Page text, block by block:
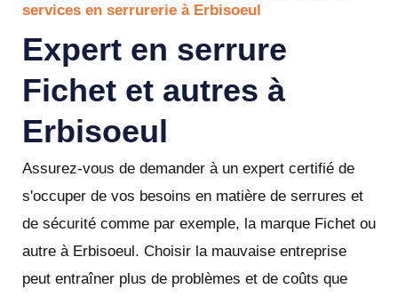
services en serrurerie à Erbisoeul
Expert en serrure
Fichet et autres à
Erbisoeul
Assurez-vous de demander à un expert certifié de
s'occuper de vos besoins en matière de serrures et
de sécurité comme par exemple, la marque Fichet ou
autre à Erbisoeul. Choisir la mauvaise entreprise
peut entraîner plus de problèmes et de coûts que